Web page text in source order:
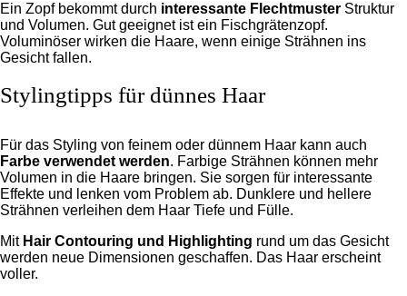
Ein Zopf bekommt durch interessante Flechtmuster Struktur
und Volumen. Gut geeignet ist ein Fischgrätenzopf.
Voluminöser wirken die Haare, wenn einige Strähnen ins
Gesicht fallen.
Stylingtipps für dünnes Haar
Für das Styling von feinem oder dünnem Haar kann auch
Farbe verwendet werden. Farbige Strähnen können mehr
Volumen in die Haare bringen. Sie sorgen für interessante
Effekte und lenken vom Problem ab. Dunklere und hellere
Strähnen verleihen dem Haar Tiefe und Fülle.
Mit Hair Contouring und Highlighting rund um das Gesicht
werden neue Dimensionen geschaffen. Das Haar erscheint
voller.